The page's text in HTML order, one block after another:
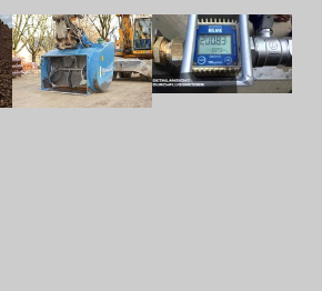
Show larger versionShow larger version